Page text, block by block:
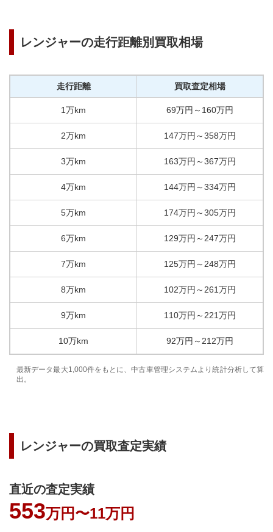
レンジャーの走行距離別買取相場
走行距離 買取査定相場
1万km 69万円 ～ 160万円
2万km 147万円 ～358万円
3万km 163万円 ～367万円
4万km 144万円 ～334万円
5万km 174万円 ～305万円
6万km 129万円 ～ 247万円
7万km 125万円 ～ 248万円
8万km 102万円 ～ 261万円
9万km 110万円 ～ 221万円
10万km 92万円 ～ 212万円
最新データ最大1,000件をもとに、中古車管理システムより統計分析して算
出。
レンジャーの買取査定実績
直近の査定実績
553万円〜11万円